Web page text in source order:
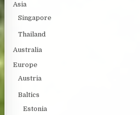
Asia
Singapore
Thailand
Australia
Europe
Austria
Baltics
Estonia